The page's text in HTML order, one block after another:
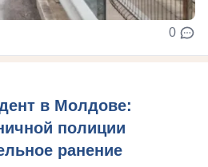
0
в Молдове:
полиции
ранение